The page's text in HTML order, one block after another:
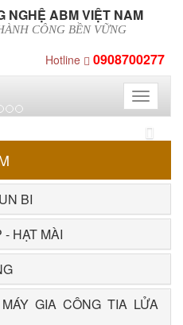
NGHỆ ABM VIỆT NAM
CÔNG BỀN VỮNG
Hotline 0908700277
Toggle
Next
BI
HẠT MÀI
GIA CÔNG TIA LỬA